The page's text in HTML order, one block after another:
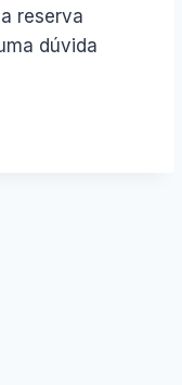
reserva
dúvida